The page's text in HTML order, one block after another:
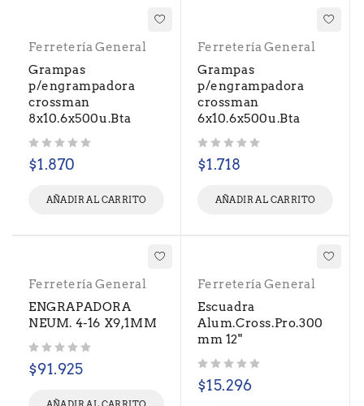
Ferretería General
Grampas
p/engrampadora
crossman
8x10.6x500u.Bta
$1.870
AÑADIR AL CARRITO
Ferretería General
Grampas
p/engrampadora
crossman
6x10.6x500u.Bta
$1.718
AÑADIR AL CARRITO
Ferretería General
ENGRAPADORA
NEUM. 4-16 X9,1MM
$91.925
Ferretería General
Escuadra
Alum.Cross.Pro.300
mm 12"
$15.296